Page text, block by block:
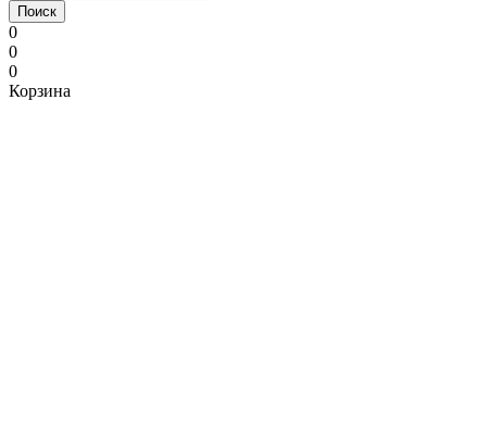
Поиск
0
0
0
Корзина